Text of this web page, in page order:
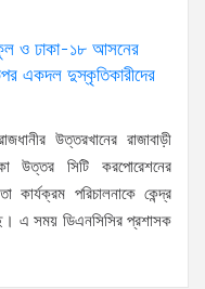
ও ঢাকা-১৮ আসনের
একদল দুস্কৃতিকারীদের
উত্তরখানের রাজাবাড়ী
উত্তর সিটি করপোরেশনের
কার্যক্রম পরিচালনাকে কেন্দ্র
এ সময় ডিএনসিসির প্রশাসক